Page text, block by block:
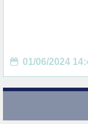
01/06/2024